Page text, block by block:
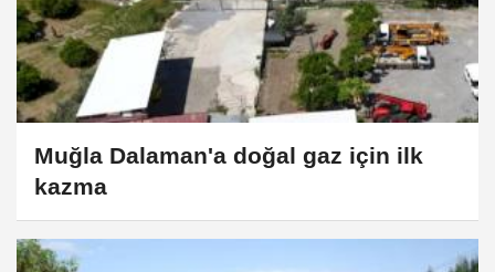
Muğla Dalaman'a doğal gaz için ilk
kazma